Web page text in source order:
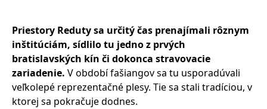
Priestory Reduty sa určitý čas prenajímali rôznym
inštitúciám, sídlilo tu jedno z prvých
bratislavských kín či dokonca stravovacie
zariadenie. V období fašiangov sa tu usporadúvali
veľkolepé reprezentačné plesy. Tie sa stali tradíciou, v
ktorej sa pokračuje dodnes.